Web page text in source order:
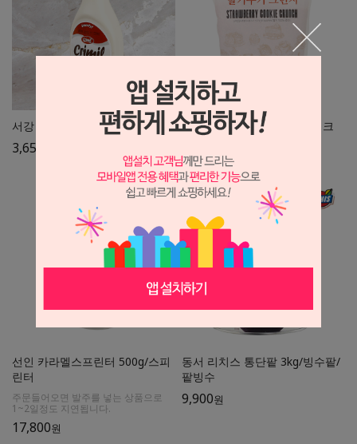
서강 크리밀 연유 500g
3,650
딸기크런치 1kg/크런키/쿠키크
12,500원
선인 카라멜스프린터 500g/스피
린터
주문들어오면 발주를 넣는 상품으로
1~2일정도 지연됩니다.
17,800원
동서 리치스 통단팥 3kg/빙수팥/
팥빙수
9,900원